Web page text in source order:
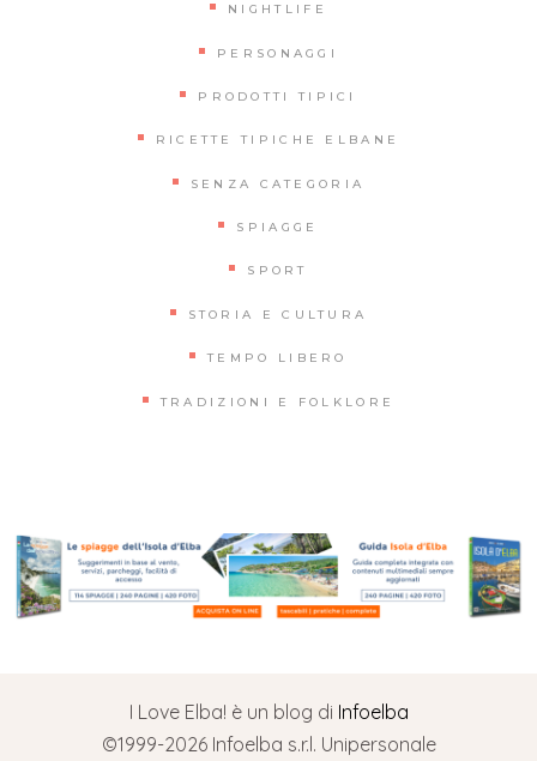
NIGHTLIFE
PERSONAGGI
PRODOTTI TIPICI
RICETTE TIPICHE ELBANE
SENZA CATEGORIA
SPIAGGE
SPORT
STORIA E CULTURA
TEMPO LIBERO
TRADIZIONI E FOLKLORE
I Love Elba! è un blog di Infoelba
©1999-2026 Infoelba s.r.l. Unipersonale